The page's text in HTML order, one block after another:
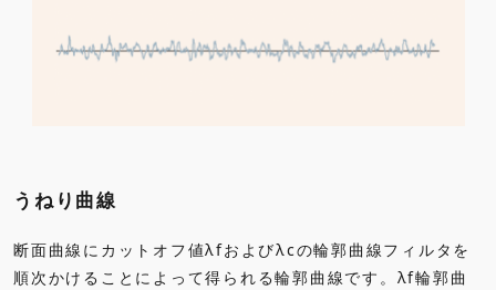
うねり曲線
断面曲線にカットオフ値λfおよびλcの輪郭曲線フィルタを
順次かけることによって得られる輪郭曲線です。λf輪郭曲